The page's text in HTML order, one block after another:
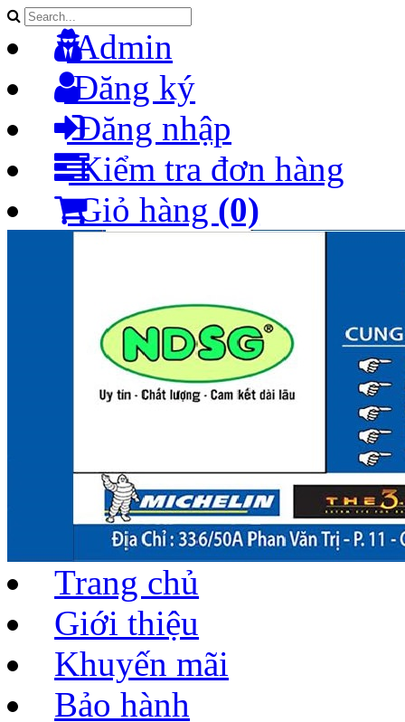
Admin
Đăng ký
Đăng nhập
Kiểm tra đơn hàng
Giỏ hàng (0)
Trang chủ
Giới thiệu
Khuyến mãi
Bảo hành